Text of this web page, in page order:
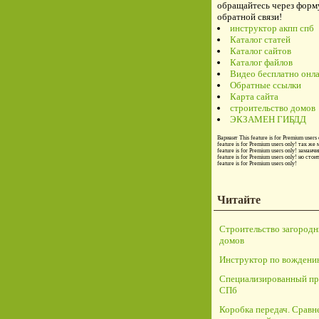
обращайтесь через
обратной связи!
инструктор акпп спб
Каталог статей
Каталог сайтов
Каталог файлов
Видео бесплатно
Обратные ссылки
Карта сайта
строительство домов
ЭКЗАМЕН ГИБДД
Вариант This feature is for Premium users
feature is for Premium users only! так же
feature is for Premium users only!
feature is for Premium users only! но
feature is for Premium users only!
Читайте
Строительство
домов
Инструктор по
Специализированный
СПб
Коробка передач.